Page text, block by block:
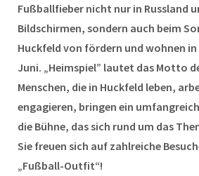
Fußballfieber nicht nur in Russland
Bildschirmen, sondern auch beim
Huckfeld von fördern und wohnen
Juni. „Heimspiel” lautet das Motto
Menschen, die in Huckfeld leben,
engagieren, bringen ein
die Bühne, das sich rund um das
Sie freuen sich auf zahlreiche
„Fußball-Outfit“!